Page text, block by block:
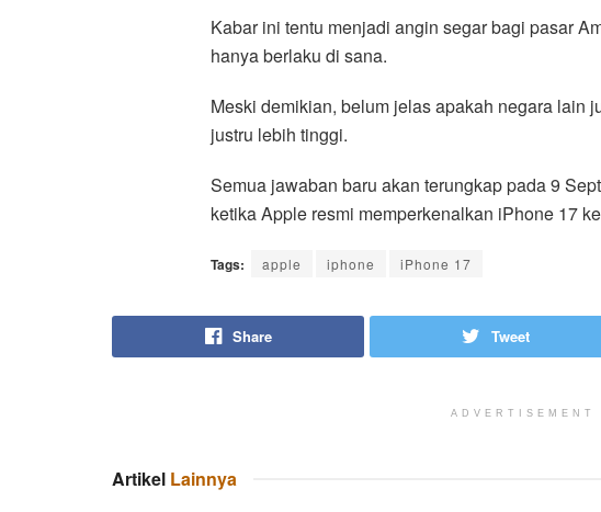
Kabar ini tentu menjadi angin segar bagi pasar
hanya berlaku di sana.
Meski demikian, belum jelas apakah negara lain
justru lebih tinggi.
Semua jawaban baru akan terungkap pada 9
ketika Apple resmi memperkenalkan iPhone 17
Tags: apple iphone iPhone 17
Share Tweet
ADVERTISEMENT
Artikel Lainnya